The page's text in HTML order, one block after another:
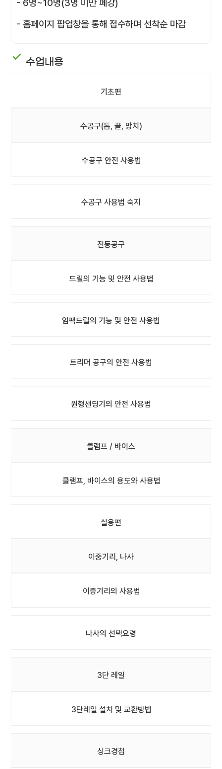
- 6명~10명(3명 미만 폐강)
- 홈페이지 팝업창을 통해 접수하며 선착순 마감
수업내용
기초편
수공구(톱, 끌, 망치)
수공구 안전 사용법
수공구 사용법 숙지
전동공구
드릴의 기능 및 안전 사용법
임팩드릴의 기능 및 안전 사용법
트리머 공구의 안전 사용법
원형샌딩기의 안전 사용법
클램프 / 바이스
클램프, 바이스의 용도와 사용법
실용편
이중기리, 나사
이중기리의 사용법
나사의 선택요령
3단 레일
3단레일 설치 및 교환방법
싱크경첩